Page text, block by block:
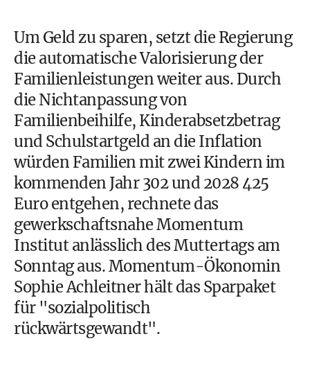
Um Geld zu sparen, setzt die Regierung
die automatische Valorisierung der
Familienleistungen weiter aus. Durch
die Nichtanpassung von
Familienbeihilfe, Kinderabsetzbetrag
und Schulstartgeld an die Inflation
würden Familien mit zwei Kindern im
kommenden Jahr 302 und 2028 425
Euro entgehen, rechnete das
gewerkschaftsnahe Momentum
Institut anlässlich des Muttertags am
Sonntag aus. Momentum-Ökonomin
Sophie Achleitner hält das Sparpaket
für "sozialpolitisch
rückwärtsgewandt".